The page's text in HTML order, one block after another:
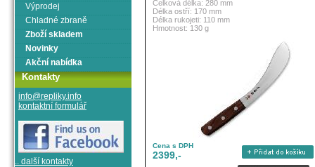
Celková délka: 280 mm
Délka ostří: 170 mm
Délka rukojeti: 110 mm
Hmotnost: 130 g
Cena s DPH
2399,-
Výprodej
Chladné zbraně
Zboží skladem
Novinky
Akční nabídka
Kontakty
info@repliky.info
kontaktní formulář
.. další kontakty